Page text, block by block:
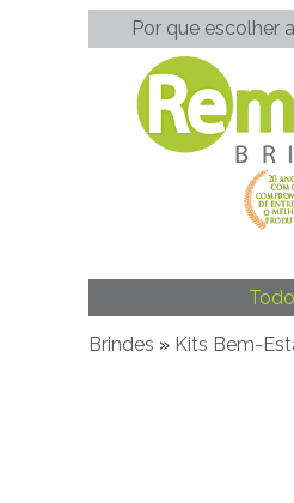
Por que escolher
Brindes » Kits Bem-